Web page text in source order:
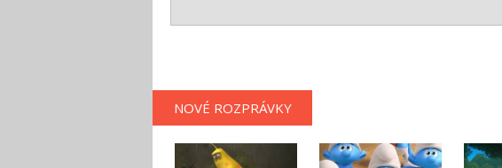
NOVÉ ROZPRÁVKY